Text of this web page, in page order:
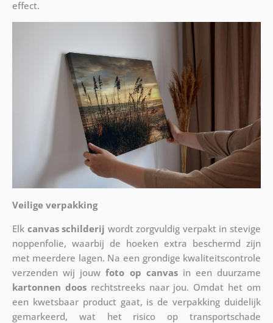
effect.
Veilige verpakking
Elk canvas schilderij wordt zorgvuldig verpakt in stevige
noppenfolie, waarbij de hoeken extra beschermd zijn
met meerdere lagen. Na een grondige kwaliteitscontrole
verzenden wij jouwfoto op canvasin een duurzame
kartonnen doosrechtstreeks naar jou. Omdat het om
een kwetsbaar product gaat, is de verpakking duidelijk
gemarkeerd, wat het risico op transportschade